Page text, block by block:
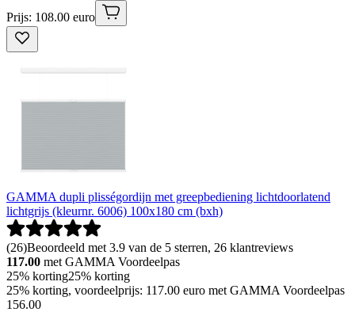
Prijs: 108.00 euro
GAMMA dupli plisségordijn met greepbediening lichtdoorlatend
lichtgrijs (kleurnr. 6006) 100x180 cm (bxh)
(26)Beoordeeld met 3.9 van de 5 sterren, 26 klantreviews
117.00 met GAMMA Voordeelpas
25% korting25% korting
25% korting, voordeelprijs: 117.00 euro met GAMMA Voordeelpas
156.00